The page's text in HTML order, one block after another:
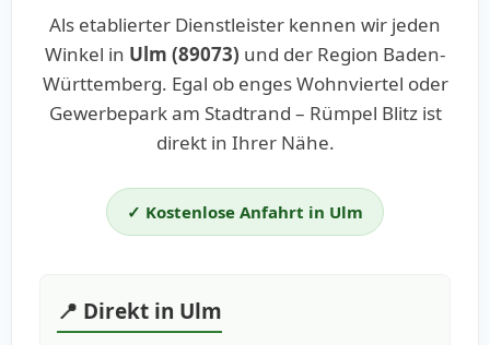
Als etablierter Dienstleister kennen wir jeden
Winkel in Ulm (89073) und der Region Baden-
Württemberg. Egal ob enges Wohnviertel oder
Gewerbepark am Stadtrand – Rümpel Blitz ist
direkt in Ihrer Nähe.
✓ Kostenlose Anfahrt in Ulm
📍 Direkt in Ulm